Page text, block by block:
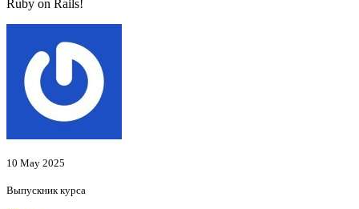
Ruby on Rails!
10 May 2025
Выпускник курса